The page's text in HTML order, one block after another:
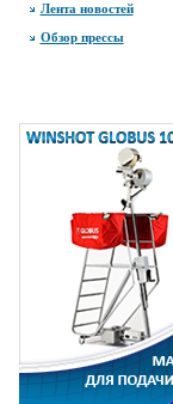
Лента новостей
Обзор прессы